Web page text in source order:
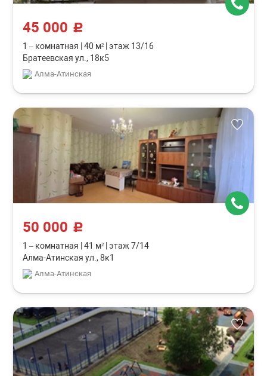
45 000 c
1 – комнатная 40 м² этаж 13/16
Братеевская ул., 18к5
Алма-Атинская
50 000 c
1 – комнатная 41 м² этаж 7/14
Алма-Атинская ул., 8к1
Алма-Атинская